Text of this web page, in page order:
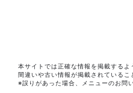
本サイトでは正確な情報を掲載するよ
間違いや古い情報が掲載されているこ
※誤りがあった場合、メニューのお問